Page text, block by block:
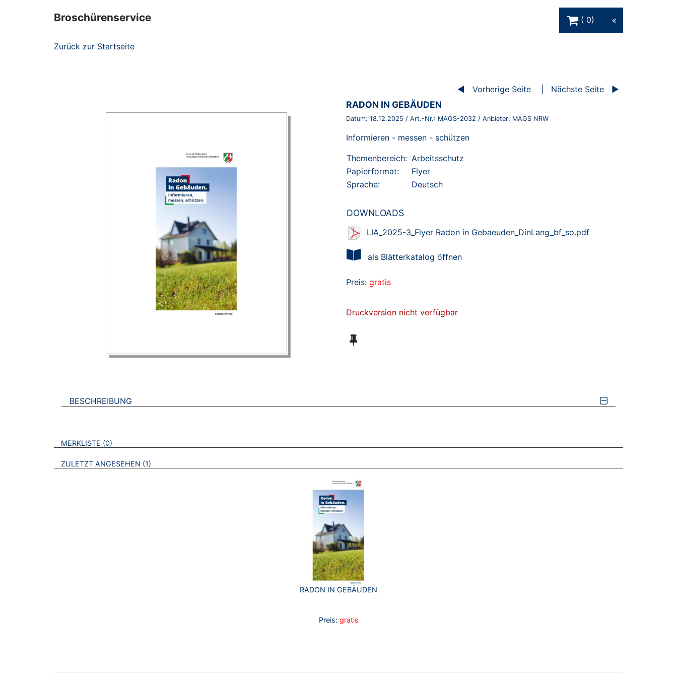
Broschürenservice
0
Zurück zur Startseite
Vorherige Seite Nächste Seite
BROSCHÜRE:
RADON IN GEBÄUDEN
Datum: 18.12.2025 / Art.-Nr.: MAGS-2032 / Anbieter: MAGS NRW
Informieren - messen - schützen
Themenbereich: Arbeitsschutz
Papierformat:
Flyer
Sprache:
Deutsch
DOWNLOADS
LIA_2025-3_Flyer Radon in Gebaeuden_DinLang_bf_so.pdf
als Blätterkatalog öffnen
Preis: gratis
Druckversion nicht verfügbar
BESCHREIBUNG
VERWEISE AUF VERMERKTE- ODER ZULETZT ANGESEHENE BROSCHÜREN
MERKLISTE 0
ZULETZT ANGESEHEN 1
RADON IN GEBÄUDEN
Preis: gratis